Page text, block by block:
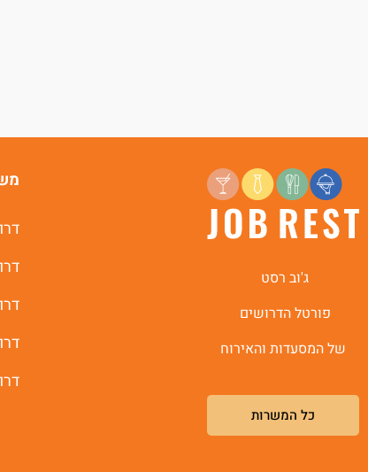
ג'וב רסט
פורטל הדרושים
של המסעדות והאירוח
כל המשרות